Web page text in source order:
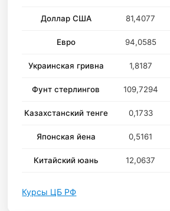
Доллар США 81,4077
Евро 94,0585
Украинская гривна 1,8187
Фунт стерлингов 109,7294
Казахстанский тенге 0,1733
Японская йена 0,5161
Китайский юань 12,0637
Курсы ЦБ РФ